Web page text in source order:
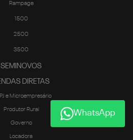
Rampage
1500
2500
3500
SEMINOVOS
DIRETAS
e Microempresário
Produtor Rural
Governo
Locadora
WhatsApp